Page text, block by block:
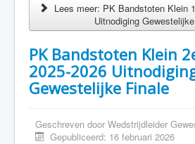
Lees meer: PK Bandstoten Klein
Uitnodiging
PK Bandstoten Klein
2025-2026
Gewestelijke Finale
Geschreven door Wedstrijdleider
Gepubliceerd: 16 februari 2026